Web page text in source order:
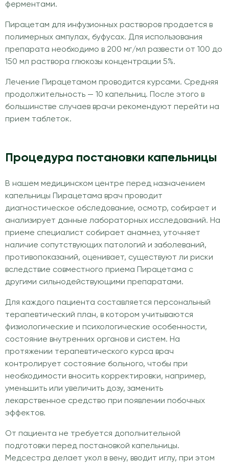
ферментами.
Пирацетам для инфузионных растворов продается в
полимерных ампулах, буфусах. Для использования
препарата необходимо в 200 мг/мл развести от 100 до
150 мл раствора глюкозы концентрации 5%.
Лечение Пирацетамом проводится курсами. Средняя
продолжительность — 10 капельниц. После этого в
большинстве случаев врачи рекомендуют перейти на
прием таблеток.
Процедура постановки капельницы
В нашем медицинском центре перед назначением
капельницы Пирацетама врач проводит
диагностическое обследование, осмотр, собирает и
анализирует данные лабораторных исследований. На
приеме специалист собирает анамнез, уточняет
наличие сопутствующих патологий и заболеваний,
противопоказаний, оценивает, существуют ли риски
вследствие совместного приема Пирацетама с
другими сильнодействующими препаратами.
Для каждого пациента составляется персональный
терапевтический план, в котором учитываются
физиологические и психологические особенности,
состояние внутренних органов и систем. На
протяжении терапевтического курса врач
контролирует состояние больного, чтобы при
необходимости вносить корректировки, например,
уменьшить или увеличить дозу, заменить
лекарственное средство при появлении побочных
эффектов.
От пациента не требуется дополнительной
подготовки перед постановкой капельницы.
Медсестра делает укол в вену, вводит иглу, при этом